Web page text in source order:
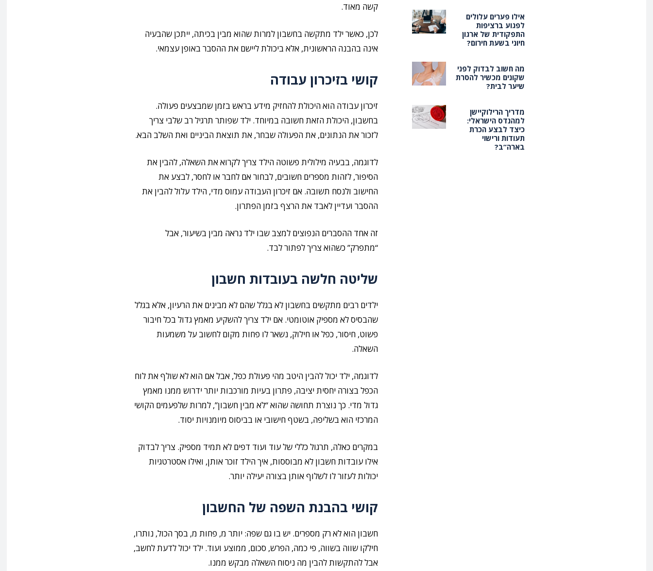
קשה מאוד.
לכן, כאשר ילד מתקשה בחשבון למרות שהוא מבין בכיתה, ייתכן שהבעיה
אינה בהבנה הראשונית, אלא ביכולת ליישם את ההסבר באופן עצמאי.
קושי בזיכרון עבודה
זיכרון עבודה הוא היכולת להחזיק מידע בראש בזמן שמבצעים פעולה.
בחשבון, היכולת הזאת חשובה במיוחד. ילד שפותר תרגיל רב שלבי צריך
לזכור את הנתונים, את הפעולה שבחר, את תוצאת הביניים ואת השלב הבא.
לדוגמה, בבעיה מילולית פשוטה הילד צריך לקרוא את השאלה, להבין את
הסיפור, לזהות מספרים חשובים, לבחור אם לחבר או לחסר, לבצע את
החישוב ולנסח תשובה. אם זיכרון העבודה עמוס מדי, הילד עלול להבין את
ההסבר ועדיין לאבד את הרצף בזמן הפתרון.
זה אחד ההסברים הנפוצים למצב שבו ילד נראה מבין בשיעור, אבל
“מתפרק” כשהוא צריך לפתור לבד.
שליטה חלשה בעובדות חשבון
ילדים רבים מתקשים בחשבון לא בגלל שהם לא מבינים את הרעיון, אלא בגלל
שהבסיס לא מספיק אוטומטי. אם ילד צריך להשקיע מאמץ גדול בכל חיבור
פשוט, חיסור, כפל או חילוק, נשאר לו פחות מקום לחשוב על משמעות
השאלה.
לדוגמה, ילד יכול להבין היטב מהי פעולת כפל, אבל אם הוא לא שולף את לוח
הכפל בצורה יחסית יציבה, פתרון בעיות מורכבות יותר ידרוש ממנו מאמץ
גדול מדי. כך נוצרת תחושה שהוא “לא מבין חשבון”, למרות שלפעמים הקושי
המרכזי הוא בשליפה, בשטף חישובי או בביסוס מיומנויות יסוד.
במקרים כאלה, תרגול כללי של עוד ועוד דפים לא תמיד מספיק. צריך לבדוק
אילו עובדות חשבון לא מבוססות, איך הילד זוכר אותן, ואילו אסטרטגיות
יכולות לעזור לו לשלוף אותן בצורה יעילה יותר.
קושי בהבנת השפה של החשבון
חשבון הוא לא רק מספרים. יש בו גם שפה: יותר מ, פחות מ, בסך הכול, נותרו,
חילקו שווה בשווה, פי כמה, הפרש, סכום, ממוצע ועוד. ילד יכול לדעת לחשב,
אבל להתקשות להבין מה ניסוח השאלה מבקש ממנו.
אילו פערים עלולים
לפגוע ברציפות
התפקודית של ארגון
חיוני בשעת חירום?
מה חשוב לבדוק לפני
שקונים מכשיר להסרת
שיער לבית?
מדריך הרילוקיישן
למהנדס הישראלי:
כיצד לבצע הכרת
תעודות ורישוי
בארה”ב?